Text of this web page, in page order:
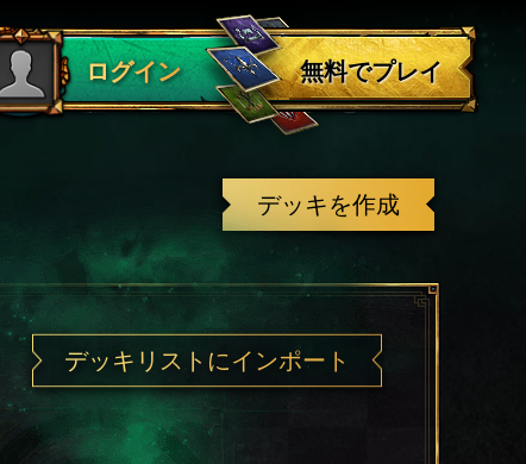
ログイン
ログアウト
無料でプレイ
デッキを作成
デッキリストにインポート